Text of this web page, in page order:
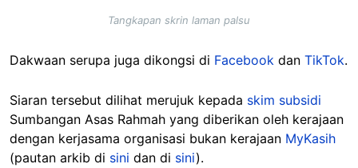
Tangkapan skrin laman palsu
Dakwaan serupa juga dikongsi di Facebook dan TikTok.
Siaran tersebut dilihat merujuk kepada skim subsidi
Sumbangan Asas Rahmah yang diberikan oleh kerajaan
dengan kerjasama organisasi bukan kerajaan MyKasih
(pautan arkib di sini dan di sini).